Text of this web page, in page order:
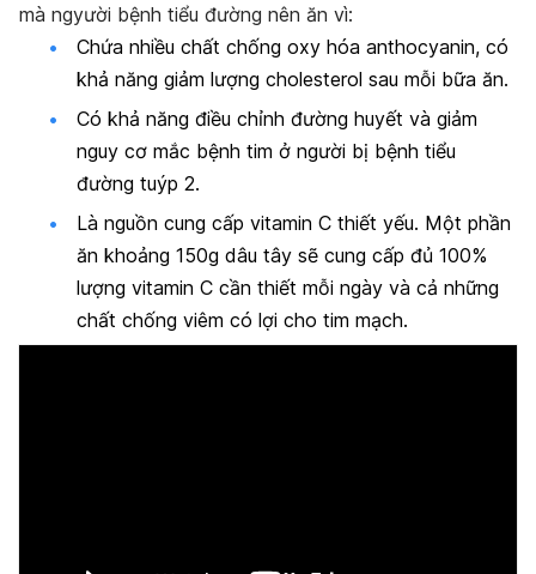
mà ngyười bệnh tiểu đường nên ăn vì:
Chứa nhiều chất chống oxy hóa anthocyanin, có
khả năng giảm lượng cholesterol sau mỗi bữa ăn.
Có khả năng điều chỉnh đường huyết và giảm
nguy cơ mắc bệnh tim ở người bị bệnh tiểu
đường tuýp 2.
Là nguồn cung cấp vitamin C thiết yếu. Một phần
ăn khoảng 150g dâu tây sẽ cung cấp đủ 100%
lượng vitamin C cần thiết mỗi ngày và cả những
chất chống viêm có lợi cho tim mạch.